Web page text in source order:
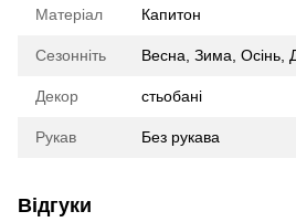
Матеріал Капитон
Сезонніть Весна, Зима, Осінь,
Декор стьобані
Рукав Без рукава
Відгуки